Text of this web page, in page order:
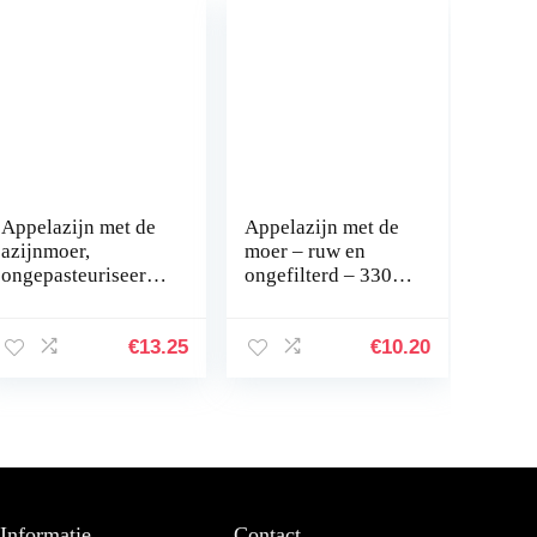
Appelazijn met de
azijnmoer,
ongepasteuriseerd,
(3 x 250 ml)
€13.25
Appelazijn met de
moer – ruw en
ongefilterd – 330
€10.20